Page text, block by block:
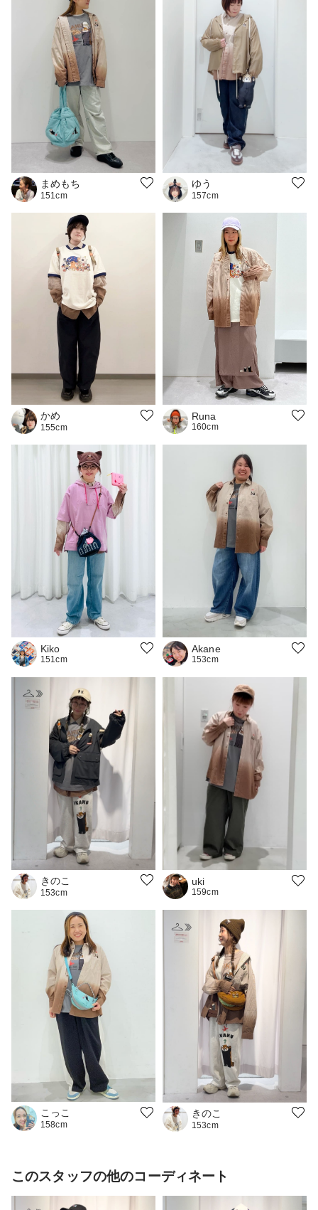
まめもち
151cm
ゆう
157cm
かめ
155cm
Runa
160cm
Kiko
151cm
Akane
153cm
きのこ
153cm
uki
159cm
こっこ
158cm
きのこ
153cm
このスタッフの他のコーディネート